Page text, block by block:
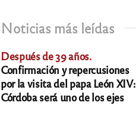
Noticias más leídas
Después de 39 años.
Confirmación y repercusiones
por la visita del papa León XIV:
Córdoba será uno de los ejes